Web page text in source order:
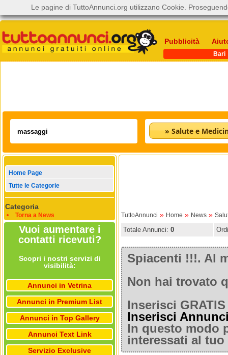
Pubblicità
Bari
» Salute e
Home Page
Tutte le Categorie
Categoria
Torna a News
Vuoi aumentare i
contatti ricevuti?
Scopri i nostri servizi di
visibilità:
Annunci in Vetrina
Annunci in Premium List
Annunci in Top Gallery
Annunci Text Link
Servizio Exclusive
TuttoAnnunci » Home » News »
Totale Annunci: 0
Spiacenti !!!. Al
Non hai trovato
Inserisci
Inserisci
In questo modo
interessati al
Le pagine di TuttoAnnunci.org utilizzano Cookie.